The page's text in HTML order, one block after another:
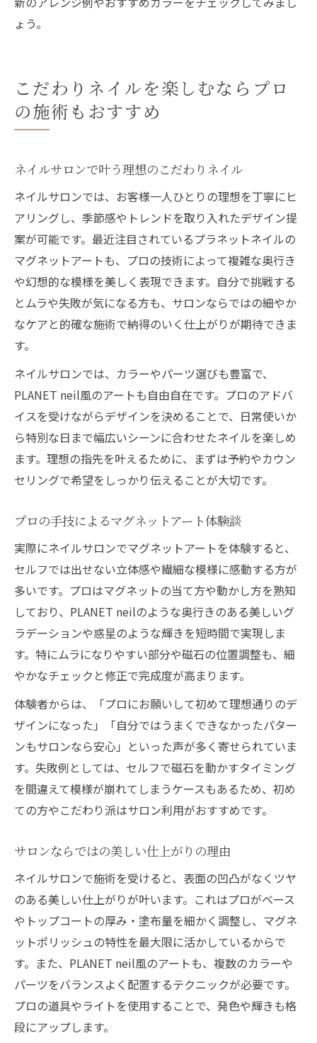
ょう。
こだわりネイルを楽しむならプロ
の施術もおすすめ
ネイルサロンで叶う理想のこだわりネイル
ネイルサロンでは、お客様一人ひとりの理想を丁寧にヒ
アリングし、季節感やトレンドを取り入れたデザイン提
案が可能です。最近注目されているプラネットネイルの
マグネットアートも、プロの技術によって複雑な奥行き
や幻想的な模様を美しく表現できます。自分で挑戦する
とムラや失敗が気になる方も、サロンならではの細やか
なケアと的確な施術で納得のいく仕上がりが期待できま
す。
ネイルサロンでは、カラーやパーツ選びも豊富で、
PLANET neil風のアートも自由自在です。プロのアドバ
イスを受けながらデザインを決めることで、日常使いか
ら特別な日まで幅広いシーンに合わせたネイルを楽しめ
ます。理想の指先を叶えるために、まずは予約やカウン
セリングで希望をしっかり伝えることが大切です。
プロの手技によるマグネットアート体験談
実際にネイルサロンでマグネットアートを体験すると、
セルフでは出せない立体感や繊細な模様に感動する方が
多いです。プロはマグネットの当て方や動かし方を熟知
しており、PLANET neilのような奥行きのある美しいグ
ラデーションや惑星のような輝きを短時間で実現しま
す。特にムラになりやすい部分や磁石の位置調整も、細
やかなチェックと修正で完成度が高まります。
体験者からは、「プロにお願いして初めて理想通りのデ
ザインになった」「自分ではうまくできなかったパター
ンもサロンなら安心」といった声が多く寄せられていま
す。失敗例としては、セルフで磁石を動かすタイミング
を間違えて模様が崩れてしまうケースもあるため、初め
ての方やこだわり派はサロン利用がおすすめです。
サロンならではの美しい仕上がりの理由
ネイルサロンで施術を受けると、表面の凹凸がなくツヤ
のある美しい仕上がりが叶います。これはプロがベース
やトップコートの厚み・塗布量を細かく調整し、マグネ
ットポリッシュの特性を最大限に活かしているからで
す。また、PLANET neil風のアートも、複数のカラーや
パーツをバランスよく配置するテクニックが必要です。
プロの道具やライトを使用することで、発色や輝きも格
段にアップします。